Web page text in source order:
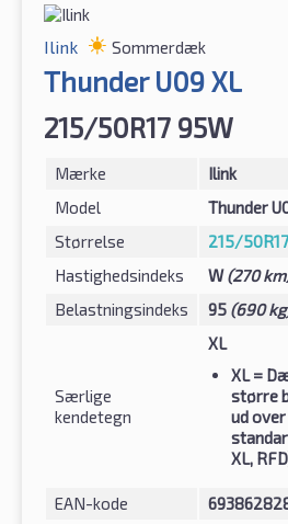
Ilink Sommerdæk
Thunder U09 XL
215/50R17 95W
Mærke
Ilink
Model
Thunder
Størrelse
215/50R17
Hastighedsindeks
W(270
Belastningsindeks
95 (690
Særlige
kendetegn
XL
XL=
større
ud over
XL,
EAN-kode